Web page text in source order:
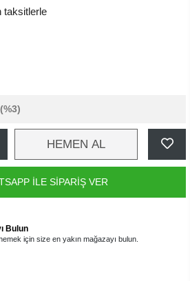
taksitlerle
(%3)
HEMEN AL
İLE SİPARİŞ VER
Bulun
için size en yakın mağazayı bulun.